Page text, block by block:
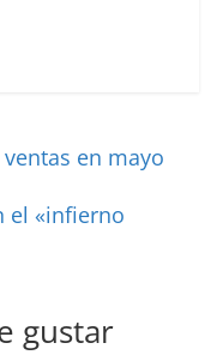
en mayo
el «infierno
gustar